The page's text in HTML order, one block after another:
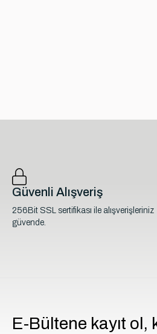
Güvenli Alışveriş
256Bit SSL sertifikası ile alışverişleriniz
güvende.
E-Bültene kayıt ol,